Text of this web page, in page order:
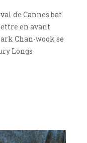
de Cannes bat
en avant
Chan-wook se
Longs